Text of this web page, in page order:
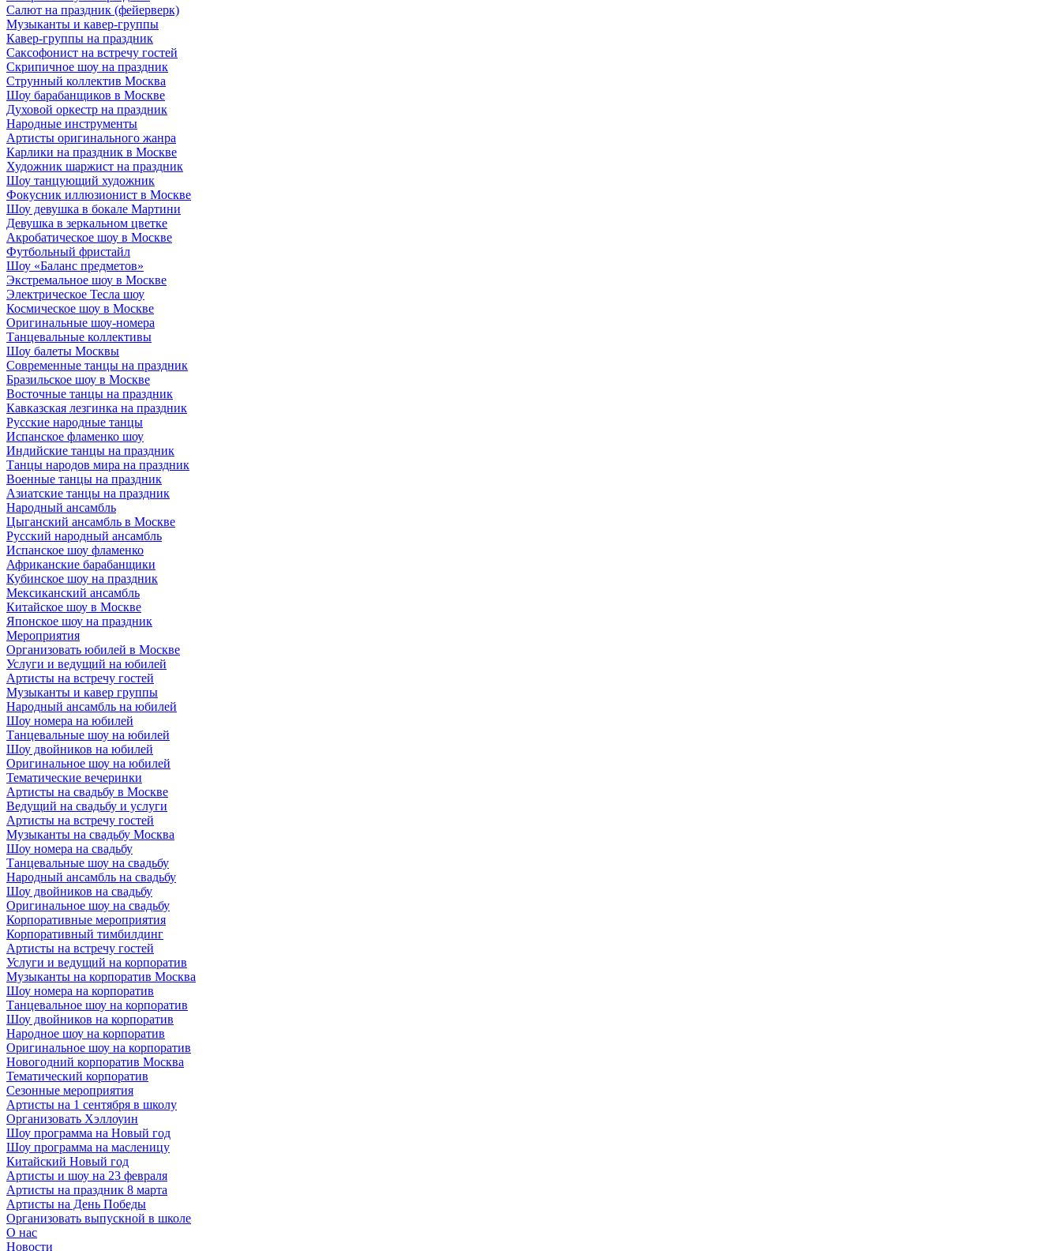
Салют на праздник (фейерверк)
Музыканты и кавер-группы
Кавер-группы на праздник
Саксофонист на встречу гостей
Скрипичное шоу на праздник
Струнный коллектив Москва
Шоу барабанщиков в Москве
Духовой оркестр на праздник
Народные инструменты
Артисты оригинального жанра
Карлики на праздник в Москве
Художник шаржист на праздник
Шоу танцующий художник
Фокусник иллюзионист в Москве
Шоу девушка в бокале Мартини
Девушка в зеркальном цветке
Акробатическое шоу в Москве
Футбольный фристайл
Шоу «Баланс предметов»
Экстремальное шоу в Москве
Электрическое Тесла шоу
Космическое шоу в Москве
Оригинальные шоу-номера
Танцевальные коллективы
Шоу балеты Москвы
Современные танцы на праздник
Бразильское шоу в Москве
Восточные танцы на праздник
Кавказская лезгинка на праздник
Русские народные танцы
Испанское фламенко шоу
Индийские танцы на праздник
Танцы народов мира на праздник
Военные танцы на праздник
Азиатские танцы на праздник
Народный ансамбль
Цыганский ансамбль в Москве
Русский народный ансамбль
Испанское шоу фламенко
Африканские барабанщики
Кубинское шоу на праздник
Мексиканский ансамбль
Китайское шоу в Москве
Японское шоу на праздник
Мероприятия
Организовать юбилей в Москве
Услуги и ведущий на юбилей
Артисты на встречу гостей
Музыканты и кавер группы
Народный ансамбль на юбилей
Шоу номера на юбилей
Танцевальные шоу на юбилей
Шоу двойников на юбилей
Оригинальное шоу на юбилей
Тематические вечеринки
Артисты на свадьбу в Москве
Ведущий на свадьбу и услуги
Артисты на встречу гостей
Музыканты на свадьбу Москва
Шоу номера на свадьбу
Танцевальные шоу на свадьбу
Народный ансамбль на свадьбу
Шоу двойников на свадьбу
Оригинальное шоу на свадьбу
Корпоративные мероприятия
Корпоративный тимбилдинг
Артисты на встречу гостей
Услуги и ведущий на корпоратив
Музыканты на корпоратив Москва
Шоу номера на корпоратив
Танцевальное шоу на корпоратив
Шоу двойников на корпоратив
Народное шоу на корпоратив
Оригинальное шоу на корпоратив
Новогодний корпоратив Москва
Тематический корпоратив
Сезонные мероприятия
Артисты на 1 сентября в школу
Организовать Хэллоуин
Шоу программа на Новый год
Шоу программа на масленицу
Китайский Новый год
Артисты и шоу на 23 февраля
Артисты на праздник 8 марта
Артисты на День Победы
Организовать выпускной в школе
О нас
Новости